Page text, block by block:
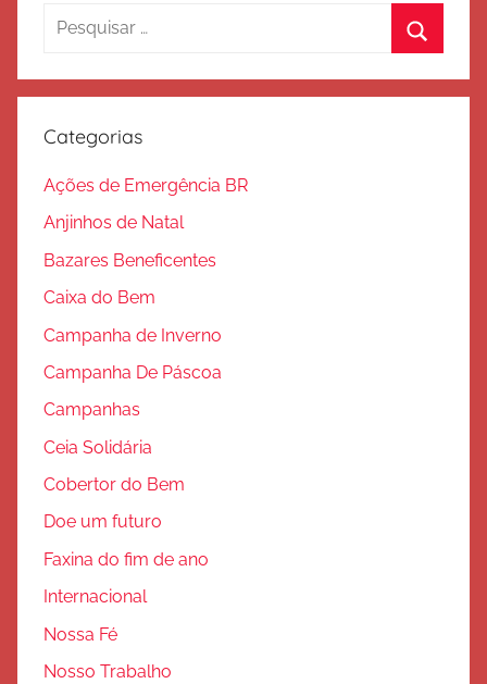
v
Pesquisar
Categorias
Ações de Emergência BR
Anjinhos de Natal
Bazares Beneficentes
Caixa do Bem
Campanha de Inverno
Campanha De Páscoa
Campanhas
Ceia Solidária
Cobertor do Bem
Doe um futuro
Faxina do fim de ano
Internacional
Nossa Fé
Nosso Trabalho